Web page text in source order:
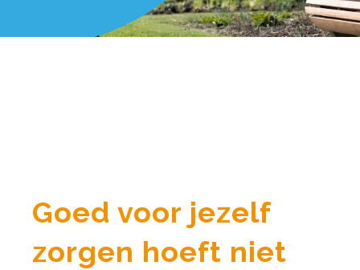
Goed voor jezelf
zorgen hoeft niet